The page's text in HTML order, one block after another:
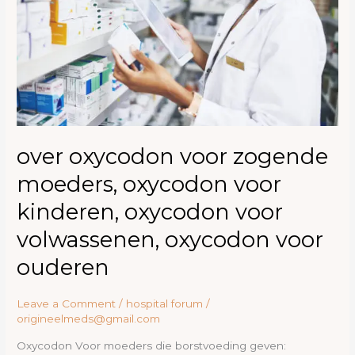
over oxycodon voor zogende
moeders, oxycodon voor
kinderen, oxycodon voor
volwassenen, oxycodon voor
ouderen
Leave a Comment / hospital forum /
origineelmeds@gmail.com
Oxycodon Voor moeders die borstvoeding geven:
kinderen,
volwassenen,
oxycodon
voor